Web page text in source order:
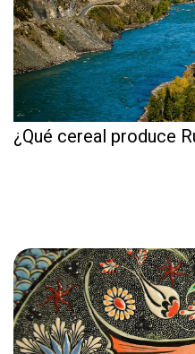
¿Qué cereal produce